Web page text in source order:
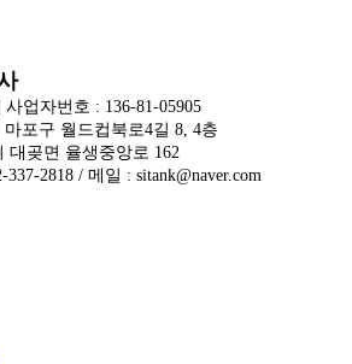
업자번호 : 136-81-05905
포구 월드컵북로4길 8, 4층
대곶면 율생중앙로 162
2818 / 메일 : sitank@naver.com